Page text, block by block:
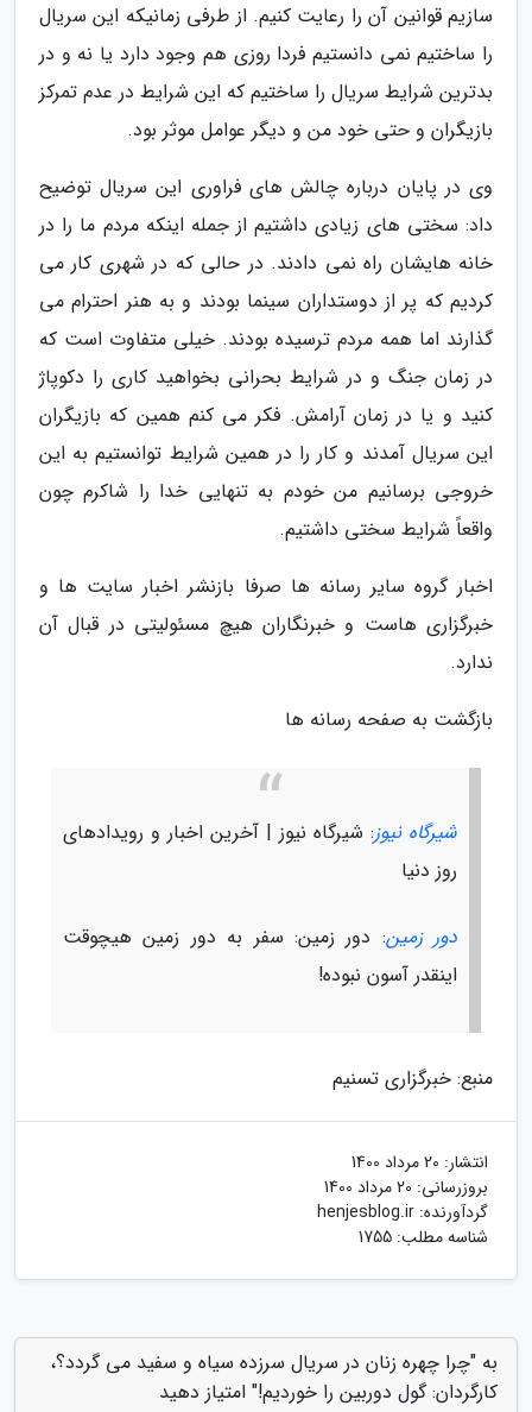
سازیم قوانین آن را رعایت کنیم. از طرفی زمانیکه این سریال
را ساختیم نمی دانستیم فردا روزی هم وجود دارد یا نه و در
بدترین شرایط سریال را ساختیم که این شرایط در عدم تمرکز
بازیگران و حتی خود من و دیگر عوامل موثر بود.
وی در پایان درباره چالش های فراوری این سریال توضیح
داد: سختی های زیادی داشتیم از جمله اینکه مردم ما را در
خانه هایشان راه نمی دادند. در حالی که در شهری کار می
کردیم که پر از دوستداران سینما بودند و به هنر احترام می
گذارند اما همه مردم ترسیده بودند. خیلی متفاوت است که
در زمان جنگ و در شرایط بحرانی بخواهید کاری را دکوپاژ
کنید و یا در زمان آرامش. فکر می کنم همین که بازیگران
این سریال آمدند و کار را در همین شرایط توانستیم به این
خروجی برسانیم من خودم به تنهایی خدا را شاکرم چون
واقعاً شرایط سختی داشتیم.
اخبار گروه سایر رسانه ها صرفا بازنشر اخبار سایت ها و
خبرگزاری هاست و خبرنگاران هیچ مسئولیتی در قبال آن
ندارد.
بازگشت به صفحه رسانه ها
شیرگاه نیوز: شیرگاه نیوز | آخرین اخبار و رویدادهای
روز دنیا
دور زمین: دور زمین: سفر به دور زمین هیچوقت
اینقدر آسون نبوده!
منبع: خبرگزاری تسنیم
انتشار: 20 مرداد 1400
بروزرسانی: 20 مرداد 1400
گردآورنده: henjesblog.ir
شناسه مطلب: 1755
به "چرا چهره زنان در سریال سرزده سیاه و سفید می گردد؟،
کارگردان: گول دوربین را خوردیم!" امتیاز دهید